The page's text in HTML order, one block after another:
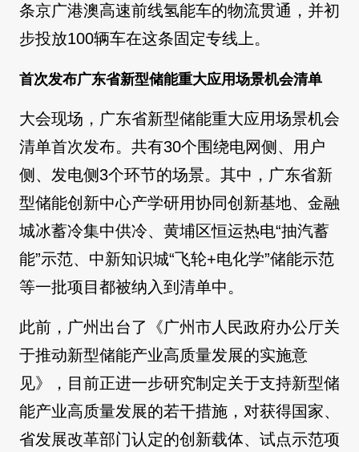
条京广港澳高速前线氢能车的物流贯通，并初
步投放100辆车在这条固定专线上。
首次发布广东省新型储能重大应用场景机会清单
大会现场，广东省新型储能重大应用场景机会
清单首次发布。共有30个围绕电网侧、用户
侧、发电侧3个环节的场景。其中，广东省新
型储能创新中心产学研用协同创新基地、金融
城冰蓄冷集中供冷、黄埔区恒运热电“抽汽蓄
能”示范、中新知识城“飞轮+电化学”储能示范
等一批项目都被纳入到清单中。
此前，广州出台了《广州市人民政府办公厅关
于推动新型储能产业高质量发展的实施意
见》，目前正进一步研究制定关于支持新型储
能产业高质量发展的若干措施，对获得国家、
省发展改革部门认定的创新载体、试点示范项